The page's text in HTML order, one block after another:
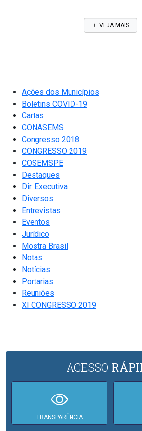
VEJA MAIS
Ações dos Municípios
Boletins COVID-19
Cartas
CONASEMS
Congresso 2018
CONGRESSO 2019
COSEMSPE
Destaques
Dir. Executiva
Diversos
Entrevistas
Eventos
Jurídico
Mostra Brasil
Notas
Notícias
Portarias
Reuniões
XI CONGRESSO 2019
ACESSO
TRANSPARÊNCIA